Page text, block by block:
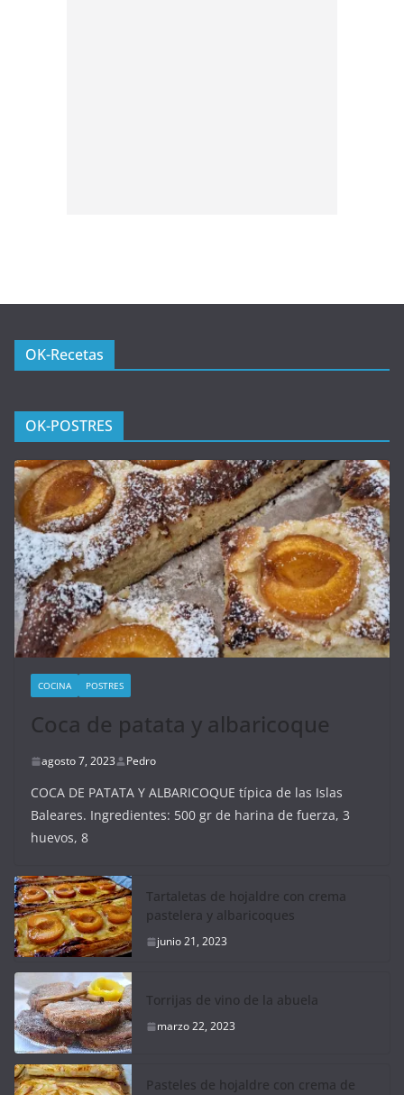
OK-Recetas
OK-POSTRES
COCINA POSTRES
Coca de patata y albaricoque
agosto 7, 2023 Pedro
COCA DE PATATA Y ALBARICOQUE típica de las Islas
Baleares. Ingredientes: 500 gr de harina de fuerza, 3
huevos, 8
Tartaletas de hojaldre con crema
pastelera y albaricoques
junio 21, 2023
Torrijas de vino de la abuela
marzo 22, 2023
Pasteles de hojaldre con crema de